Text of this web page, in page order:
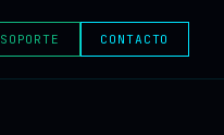
SOPORTE CONTACTO